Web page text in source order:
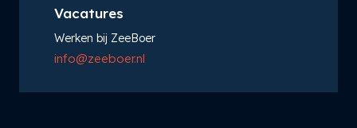
Vacatures
Werken bij ZeeBoer
info@zeeboer.nl